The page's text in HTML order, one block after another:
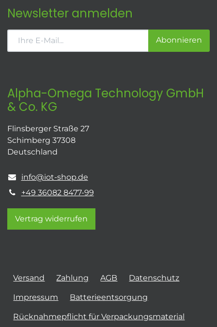
Newsletter anmelden
Abonnieren
Alpha-Omega Technology GmbH
& Co. KG
Flinsberger Straße 27
Schimberg 37308
Deutschland
info@iot-shop.de
+49 36082 8477-99
Vertrag widerrufen
Versand Zahlung AGB Datenschutz
Impressum Batterieentsorgung
Rücknahmepflicht für Verpackungsmaterial